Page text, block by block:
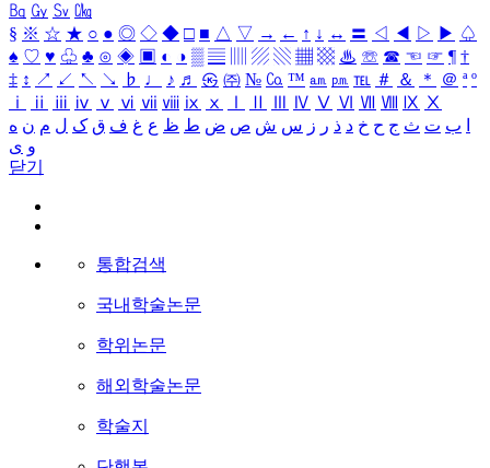
㏃ ㏉ ㏜ ㏆
§ ※ ☆ ★ ○ ● ◎ ◇ ◆ □ ■ △ ▽ → ← ↑ ↓ ↔ 〓 ◁ ◀ ▷ ▶ ♤
♠ ♡ ♥ ♧ ♣ ⊙ ◈ ▣ ◐ ◑ ▒ ▤ ▨ ▧ ▦ ▩ ♨ ☏ ☎ ☜ ☞ ¶ †
‡ ↕ ↗ ↙ ↖ ↘ ♭ ♩ ♪ ♬ ㉿ ㈜ № ㏇ ™ ㏂ ㏘ ℡ ＃ ＆ ＊ ＠ ª º
ⅰ
ⅱ ⅲ ⅳ ⅴ ⅵ ⅶ ⅷ ⅸ ⅹ Ⅳ Ⅴ Ⅵ Ⅶ Ⅷ Ⅸ Ⅹ
ب ت ث ج ح خ د ذ ر ز س ش ص ض ط ظ ع غ ف ق ک ل م ن ه
و ی
닫기
통합검색
국내학술논문
학위논문
해외학술논문
학술지